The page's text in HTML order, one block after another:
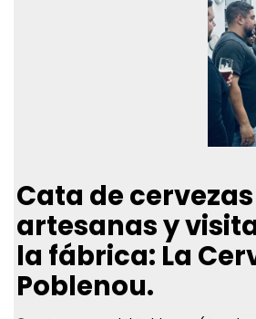
Cata de cervezas
artesanas y
la fábrica: La
Poblenou.